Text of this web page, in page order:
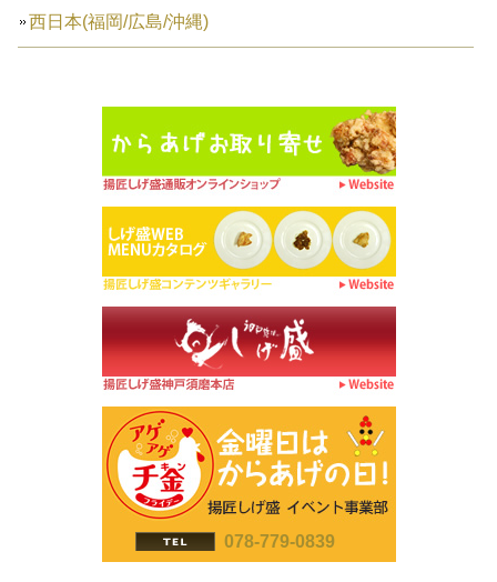
西日本(福岡/広島/沖縄)
078-779-0839